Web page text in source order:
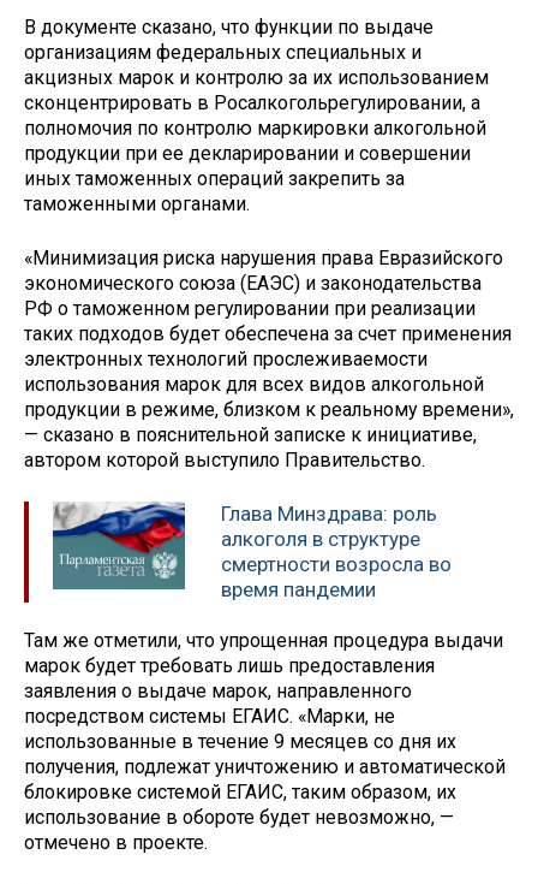
В документе сказано, что функции по выдаче
организациям федеральных специальных и
акцизных марок и контролю за их использованием
сконцентрировать в Росалкогольрегулировании, а
полномочия по контролю маркировки алкогольной
продукции при ее декларировании и совершении
иных таможенных операций закрепить за
таможенными органами.
«Минимизация риска нарушения права Евразийского
экономического союза (ЕАЭС) и законодательства
РФ о таможенном регулировании при реализации
таких подходов будет обеспечена за счет применения
электронных технологий прослеживаемости
использования марок для всех видов алкогольной
продукции в режиме, близком к реальному времени»,
— сказано в пояснительной записке к инициативе,
автором которой выступило Правительство.
Глава Минздрава: роль
алкоголя в структуре
смертности возросла во
время пандемии
Там же отметили, что упрощенная процедура выдачи
марок будет требовать лишь предоставления
заявления о выдаче марок, направленного
посредством системы ЕГАИС. «Марки, не
использованные в течение 9 месяцев со дня их
получения, подлежат уничтожению и автоматической
блокировке системой ЕГАИС, таким образом, их
использование в обороте будет невозможно, —
отмечено в проекте.